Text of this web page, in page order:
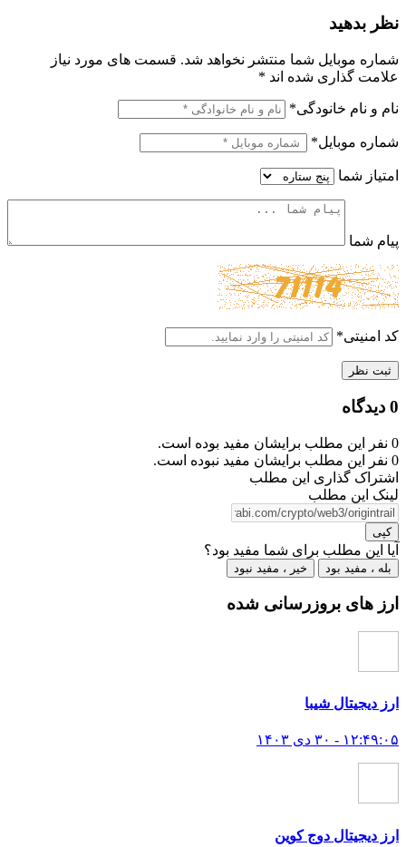
نظر بدهید
شماره موبایل شما منتشر نخواهد شد. قسمت های مورد نیاز
علامت گذاری شده اند *
نام و نام خانودگی*
شماره موبایل*
امتیاز شما
پیام شما
کد امنیتی*
ثبت نظر
0 دیدگاه
0 نفر این مطلب برایشان مفید بوده است.
0 نفر این مطلب برایشان مفید نبوده است.
اشتراک گذاری این مطلب
لینک این مطلب
کپی
آیا این مطلب برای شما مفید بود؟
بله ، مفید بود خیر ، مفید نبود
ارز های بروزرسانی شده
ارز ديجيتال شیبا
۱۲:۴۹:۰۵ - ۳۰ دی ۱۴۰۳
ارز دیجیتال دوج کوین